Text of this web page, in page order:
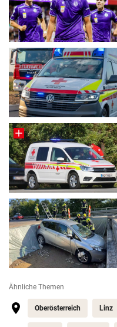
Ähnliche Themen
Oberösterreich Linz